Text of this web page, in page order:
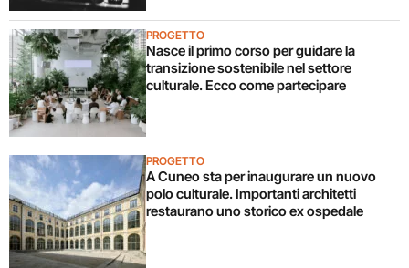
PROGETTO
Nasce il primo corso per guidare la
transizione sostenibile nel settore
culturale. Ecco come partecipare
PROGETTO
A Cuneo sta per inaugurare un nuovo
polo culturale. Importanti architetti
restaurano uno storico ex ospedale